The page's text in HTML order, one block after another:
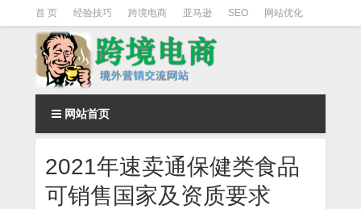
首 页 经验技巧 跨境电商 亚马逊 SEO 网站优化
Facebook营销 Facebook广告 facebook营销技巧
instagram营销
网站首页
2021年速卖通保健类食品
可销售国家及资质要求